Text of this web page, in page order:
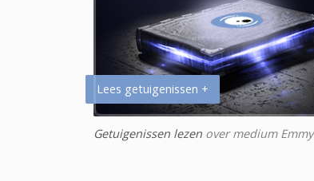
Lees getuigenissen +
Getuigenissen lezen over medium Emmy